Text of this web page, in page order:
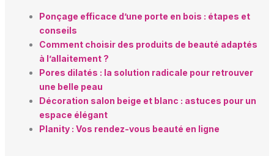
Ponçage efficace d’une porte en bois : étapes et
conseils
Comment choisir des produits de beauté adaptés
à l’allaitement ?
Pores dilatés : la solution radicale pour retrouver
une belle peau
Décoration salon beige et blanc : astuces pour un
espace élégant
Planity : Vos rendez-vous beauté en ligne